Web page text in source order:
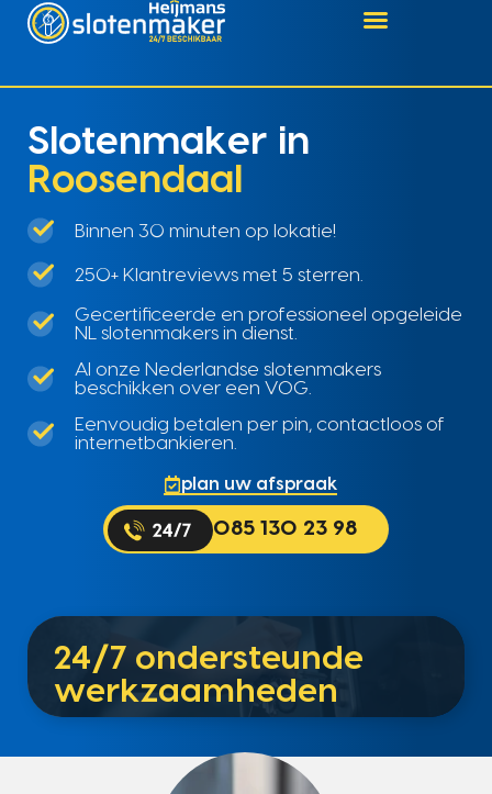
Slotenmaker in
Roosendaal
Binnen 30 minuten op lokatie!
250+ Klantreviews met 5 sterren.
Gecertificeerde en professioneel opgeleide
NL slotenmakers in dienst.
Al onze Nederlandse slotenmakers
beschikken over een VOG.
Eenvoudig betalen per pin, contactloos of
internetbankieren.
plan uw afspraak
085 130 23 98
24/7 ondersteunde
werkzaamheden